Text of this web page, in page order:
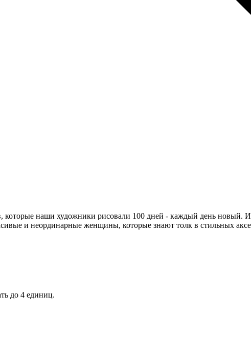
наши художники рисовали 100 дней - каждый день новый.
и неординарные женщины, которые знают толк в стильных
до 4 единиц.